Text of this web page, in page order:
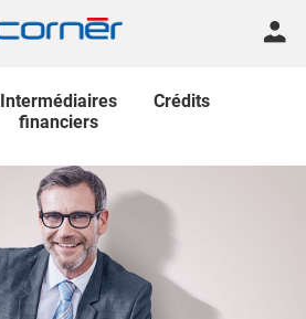
Intermédiaires
financiers
Crédits